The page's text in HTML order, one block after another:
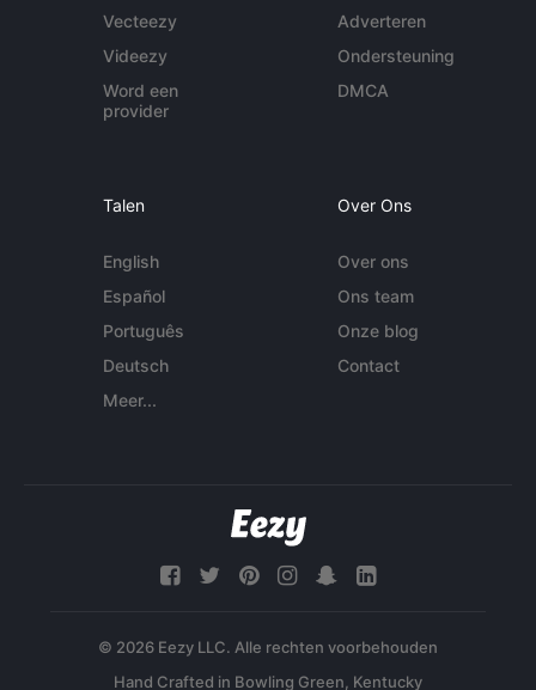
Vecteezy
Videezy
Word een
provider
Adverteren
Ondersteuning
DMCA
Talen
English
Español
Português
Deutsch
Meer...
Over Ons
Over ons
Ons team
Onze blog
Contact
© 2026 Eezy LLC. Alle rechten voorbehouden